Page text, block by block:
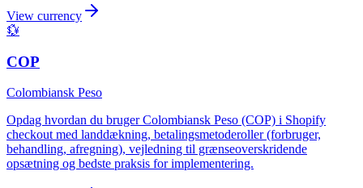
View currency
💱
COP
Colombiansk Peso
Opdag hvordan du bruger Colombiansk Peso (COP) i Shopify
checkout med landdækning, betalingsmetoderoller (forbruger,
behandling, afregning), vejledning til grænseoverskridende
opsætning og bedste praksis for implementering.